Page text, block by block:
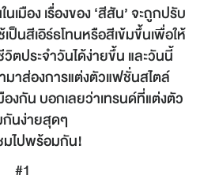
เมือง เรื่องของ ‘สีสัน’ จะถูกปรับ
ป็นสีเอิร์ธโทนหรือสีเข้มขึ้นเพื่อให้
ตประจำวันได้ง่ายขึ้น และวันนี้
าส่องการแต่งตัวแฟชั่นสไตล์
องกัน บอกเลยว่าเทรนด์ที่แต่งตัว
นง่ายสุดๆ
มไปพร้อมกัน!
#1